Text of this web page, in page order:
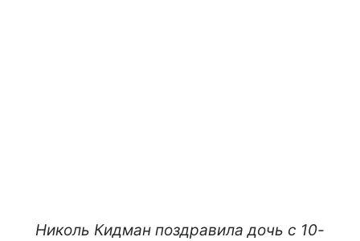
Николь Кидман поздравила дочь с 10-